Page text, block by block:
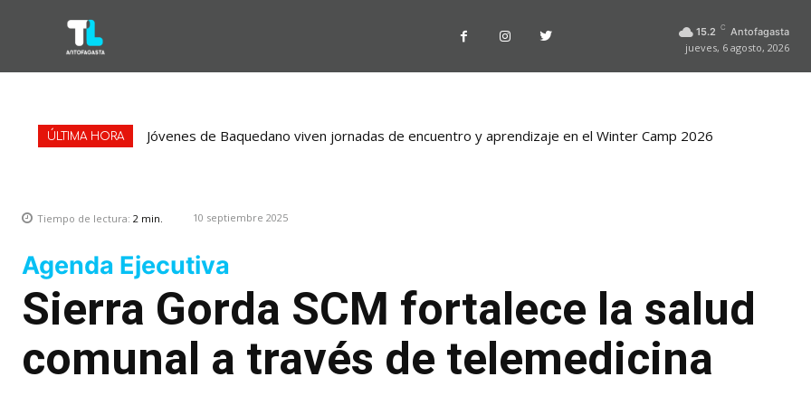
15.2 C Antofagasta
jueves, 6 agosto, 2026
ÚLTIMA HORA Concejales piden adelantar gestiones por la playa La Chimba para evitar otro verano sin salvavidas
Tiempo de lectura: 2 min. 10 septiembre 2025
Agenda Ejecutiva
Sierra Gorda SCM fortalece la salud
comunal a través de telemedicina